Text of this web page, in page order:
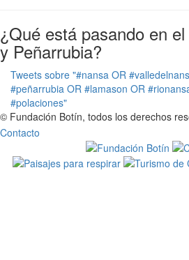
¿Qué está pasando en
y Peñarrubia?
Tweets sobre "#nansa OR
#peñarrubia OR #lamason OR
#polaciones"
© Fundación Botín, todos los derechos
Contacto